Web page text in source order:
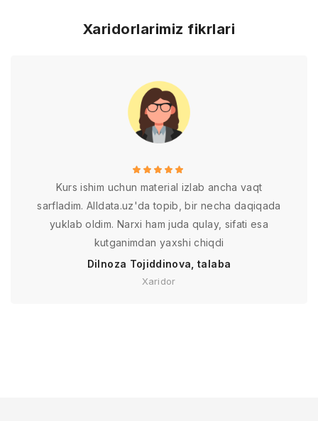
Xaridorlarimiz fikrlari
Kurs ishim uchun material izlab ancha vaqt
sarfladim. Alldata.uz'da topib, bir necha daqiqada
yuklab oldim. Narxi ham juda qulay, sifati esa
kutganimdan yaxshi chiqdi
Dilnoza Tojiddinova, talaba
Xaridor